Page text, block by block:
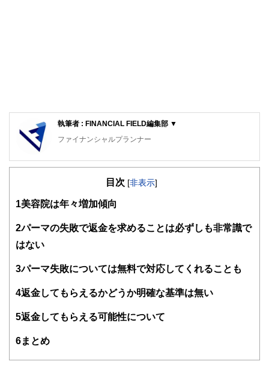
執筆者 : FINANCIAL FIELD編集部 ▼
ファイナンシャルプランナー
FinancialField編集部は、金融、経済に関する記事を、日々
知識がない方でも理解できるようわかりやすく発信していま
得者を中心に「お金や暮らし」に関する書籍・雑誌の編集経
験者で構成され、企画立案から記事掲載まですべての工程に
FinancialFieldの特徴は、ファイナンシャルプランナー、弁
ドバイザー、DCプランナー、公認会計士、社会保険労務
士、行政書士、投資アナリスト、キャリアコンサルタントな
かしく感じられる年金や税金、相続、保険、ローンなどの話
執筆者・監修者による執筆体制を築くことで、内容のわかり
目次 [非表示]
1 美容院は年々増加傾向
2パーマの失敗で返金を求めることは必ずしも非常識で
はない
3パーマ失敗については無料で対応してくれることも
4返金してもらえるかどうか明確な基準は無い
5返金してもらえる可能性について
6まとめ